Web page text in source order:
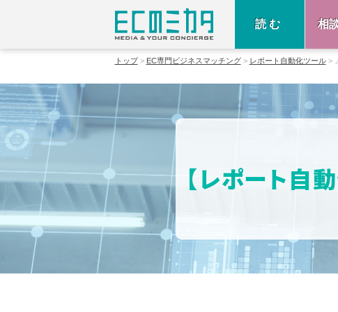
読む 相
トップ EC専門ビジネスマッチング レポート自動化ツール
【レポート自